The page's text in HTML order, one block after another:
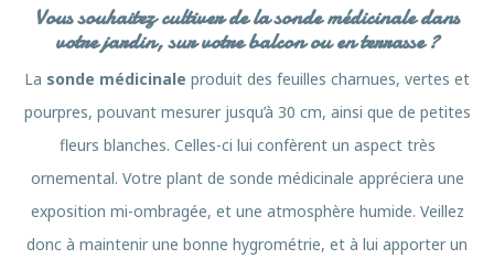
Vous souhaitez cultiver de la sonde médicinale dans
votre jardin, sur votre balcon ou en terrasse ?
La sonde médicinale produit des feuilles charnues, vertes et
pourpres, pouvant mesurer jusqu’à 30 cm, ainsi que de petites
fleurs blanches. Celles-ci lui confèrent un aspect très
ornemental. Votre plant de sonde médicinale appréciera une
exposition mi-ombragée, et une atmosphère humide. Veillez
donc à maintenir une bonne hygrométrie, et à lui apporter un